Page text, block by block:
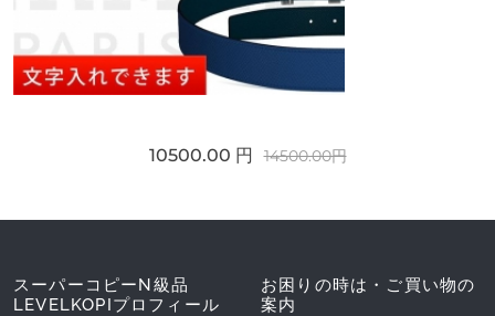
10500.00 円 14500.00円
スーパーコピーN級品
LEVELKOPIプロフィール
お困りの時は・ご買い物の
案内